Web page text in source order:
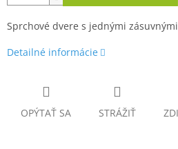
Sprchové dvere s jednými
Detailné informácie
OPÝTAŤ SA STRÁŽIŤ